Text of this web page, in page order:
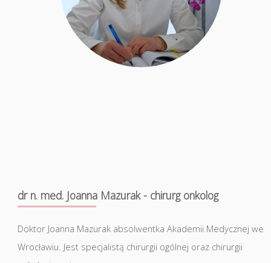
dr n. med. Joanna Mazurak - chirurg onkolog
Doktor Joanna Mazurak absolwentka Akademii Medycznej we
Wrocławiu. Jest specjalistą chirurgii ogólnej oraz chirurgii